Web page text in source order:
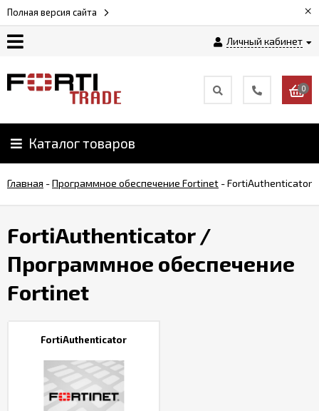
Полная версия сайта ×
Личный кабинет
Доставка
и
оплата
0
Каталог товаров
Главная -Программное обеспечение Fortinet -FortiAuthenticator
FortiAuthenticator/
Программное обеспечение
Fortinet
FortiAuthenticator